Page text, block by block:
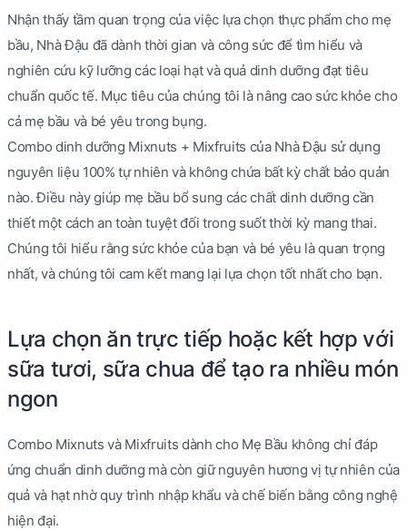
Nhận thấy tầm quan trọng của việc lựa chọn thực phẩm cho mẹ
bầu, Nhà Đậu đã dành thời gian và công sức để tìm hiểu và
nghiên cứu kỹ lưỡng các loại hạt và quả dinh dưỡng đạt tiêu
chuẩn quốc tế. Mục tiêu của chúng tôi là nâng cao sức khỏe cho
cả mẹ bầu và bé yêu trong bụng.
Combo dinh dưỡng Mixnuts + Mixfruits của Nhà Đậu sử dụng
nguyên liệu 100% tự nhiên và không chứa bất kỳ chất bảo quản
nào. Điều này giúp mẹ bầu bổ sung các chất dinh dưỡng cần
thiết một cách an toàn tuyệt đối trong suốt thời kỳ mang thai.
Chúng tôi hiểu rằng sức khỏe của bạn và bé yêu là quan trọng
nhất, và chúng tôi cam kết mang lại lựa chọn tốt nhất cho bạn.
Lựa chọn ăn trực tiếp hoặc kết hợp với
sữa tươi, sữa chua để tạo ra nhiều món
ngon
Combo Mixnuts và Mixfruits dành cho Mẹ Bầu không chỉ đáp
ứng chuẩn dinh dưỡng mà còn giữ nguyên hương vị tự nhiên của
quả và hạt nhờ quy trình nhập khẩu và chế biến bằng công nghệ
hiện đại.